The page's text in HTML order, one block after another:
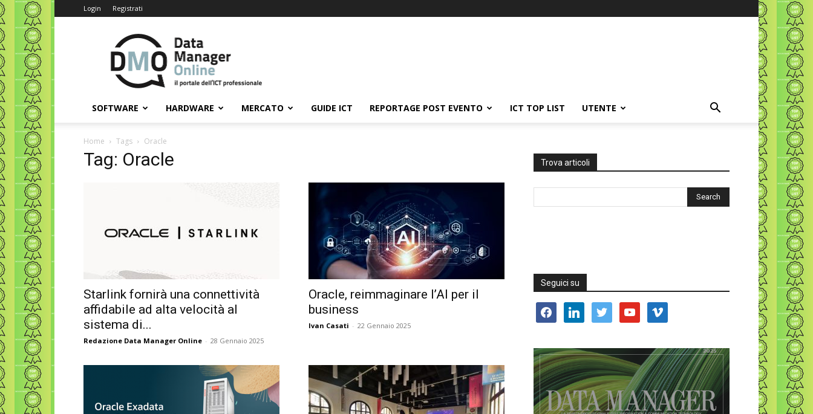
Login Registrati
Data
Manager
Online
SOFTWARE HARDWARE MERCATO GUIDE ICT REPORTAGE POST EVENTO ICT TOP LIST UTENTE
Home Tags Oracle
Tag: Oracle
Starlink fornirà una connettività
affidabile ad alta velocità al
sistema di...
Redazione Data Manager Online - 28 Gennaio 2025
Oracle, reimmaginare l’AI per il
business
Ivan Casati - 22 Gennaio 2025
Trova articoli
Seguici su
facebooklinkedin twitter youtube vimeo